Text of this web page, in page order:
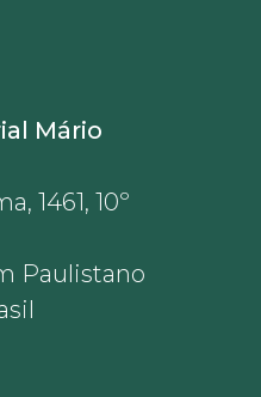
Mário
1461, 10º
Paulistano